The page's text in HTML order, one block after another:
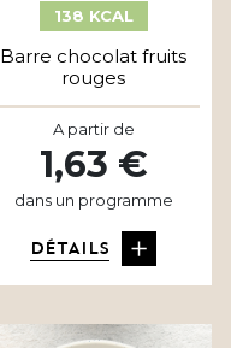
138 KCAL
Barre chocolat fruits
rouges
A partir de
1,63 €
dans un programme
DÉTAILS